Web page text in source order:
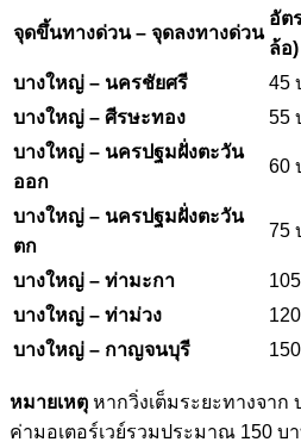
จุดขึ้นทางด่วน – จุดลงทางด่วน
อัต
ล้อ)
บางใหญ่ – นครชัยศรี
45
บางใหญ่ – ศีรษะทอง
55
บางใหญ่ – นครปฐมฝั่งตะวัน
ออก
60
บางใหญ่ – นครปฐมฝั่งตะวัน
ตก
75
บางใหญ่ – ท่ามะกา
บางใหญ่ – ท่าม่วง
บางใหญ่ – กาญจนบุรี
หมายเหตุ หากวิ่งเต็มระยะทางจา
ค่ามอเตอร์เวย์รวมประมาณ 150 บ